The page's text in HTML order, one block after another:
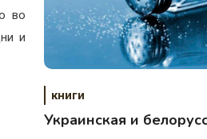
во
и
книги
Украинская и